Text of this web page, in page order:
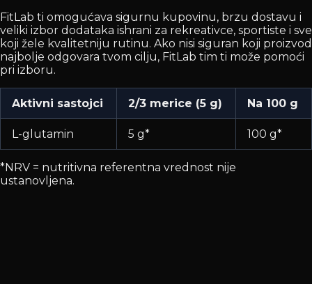
FitLab ti omogućava sigurnu kupovinu, brzu dostavu i
veliki izbor dodataka ishrani za rekreativce, sportiste i sve
koji žele kvalitetniju rutinu. Ako nisi siguran koji proizvod
najbolje odgovara tvom cilju, FitLab tim ti može pomoći
pri izboru.
Aktivni sastojci 2/3 merice (5 g) Na 100 g
L-glutamin 5 g* 100 g*
*NRV = nutritivna referentna vrednost nije
ustanovljena.